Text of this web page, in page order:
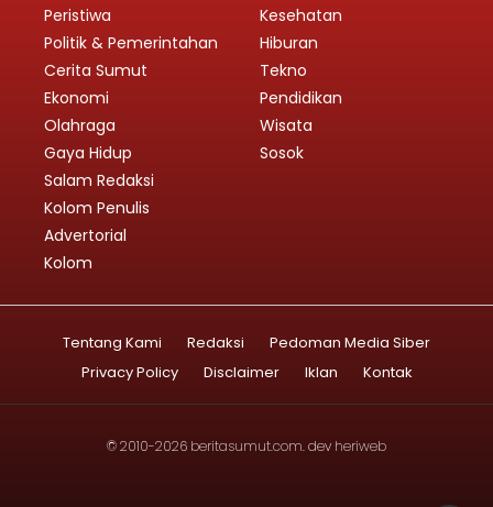
Peristiwa
Politik & Pemerintahan
Cerita Sumut
Ekonomi
Olahraga
Gaya Hidup
Kesehatan
Hiburan
Tekno
Pendidikan
Wisata
Sosok
Salam Redaksi
Kolom Penulis
Advertorial
Kolom
Tentang Kami Redaksi
Pedoman Media Siber
Privacy Policy
Disclaimer Iklan Kontak
© 2010-2026 beritasumut.com. dev heriweb